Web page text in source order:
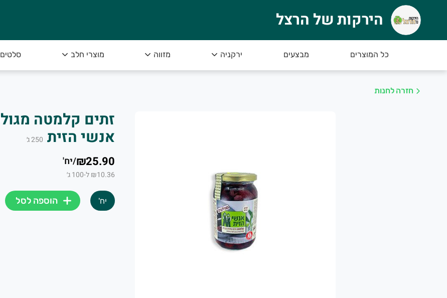
הירקות של הרצלהירקות של הרצל
כל המוצרים מבצעים ירקניה מזווה מוצרי חלב סלטים
חזרה לחנות
אנשי הזית 250ג׳
₪25.90
/יח'
₪10.36 ל-100 ג׳
יח' הוספה לסל